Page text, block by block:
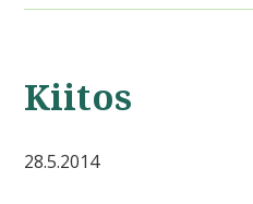
Kiitos
28.5.2014